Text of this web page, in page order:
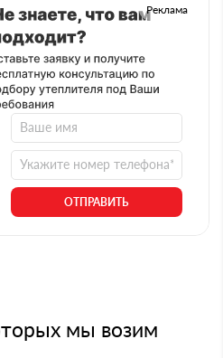
Реклама
ОТПРАВИТЬ
мы возим